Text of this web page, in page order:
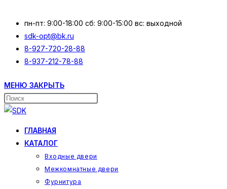
содержимому
пн-пт: 9:00-18:00 сб: 9:00-15:00 вс: выходной
sdk-opt@bk.ru
8-927-720-28-88
8-937-212-78-88
МЕНЮ ЗАКРЫТЬ
Поиск
на
ГЛАВНАЯ
КАТАЛОГ
Входные двери
Межкомнатные двери
Фурнитура